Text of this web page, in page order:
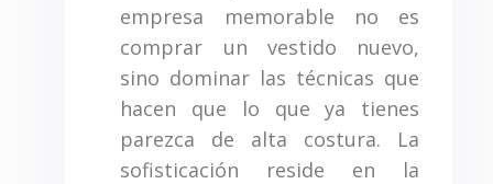
empresa memorable no es
comprar un vestido nuevo,
sino dominar las técnicas que
hacen que lo que ya tienes
parezca de alta costura. La
sofisticación reside en la